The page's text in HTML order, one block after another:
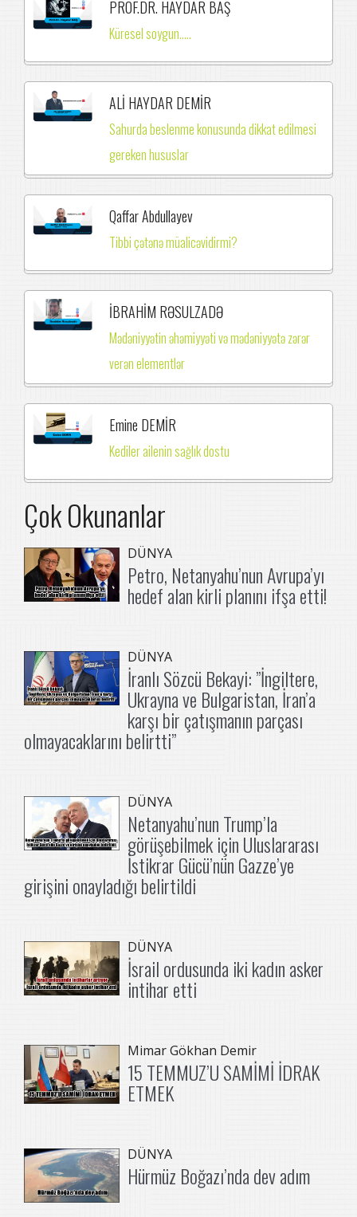
PROF.DR. HAYDAR BAŞ
Küresel soygun.....
ALİ HAYDAR DEMİR
Sahurda beslenme konusunda dikkat edilmesi
gereken hususlar
Qaffar Abdullayev
Tibbi çətənə müalicəvidirmi?
İBRAHİM RƏSULZADƏ
Mədəniyyətin əhəmiyyəti və mədəniyyətə zərər
verən elementlər
Emine DEMİR
Kediler ailenin sağlık dostu
Çok Okunanlar
DÜNYA
Petro, Netanyahu’nun Avrupa’yı
hedef alan kirli planını ifşa etti!
DÜNYA
İranlı Sözcü Bekayi: ”İngiltere,
Ukrayna ve Bulgaristan, İran’a
karşı bir çatışmanın parçası
olmayacaklarını belirtti”
DÜNYA
Netanyahu’nun Trump’la
görüşebilmek için Uluslararası
İstikrar Gücü’nün Gazze’ye
girişini onayladığı belirtildi
DÜNYA
İsrail ordusunda iki kadın asker
intihar etti
Mimar Gökhan Demir
15 TEMMUZ’U SAMİMİ İDRAK
ETMEK
DÜNYA
Hürmüz Boğazı’nda dev adım